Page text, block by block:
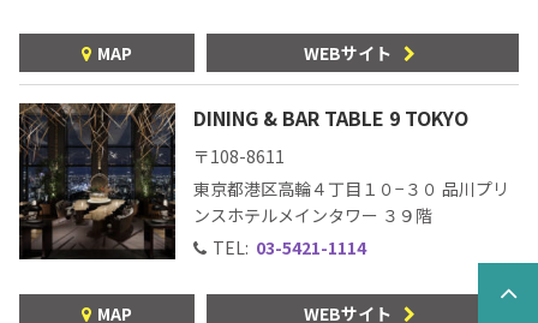
MAP WEBサイト
DINING & BAR TABLE 9 TOKYO
〒108-8611
東京都港区高輪４丁目１０−３０ 品川プリ
ンスホテルメインタワー ３９階
TEL: 03-5421-1114
MAP WEBサイト